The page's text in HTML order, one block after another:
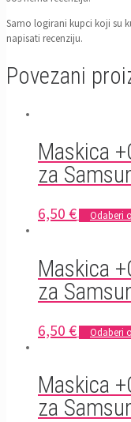
Samo logirani kupci koji su
napisati recenziju.
Povezani
Maskica
za
6,50 € Odaberi
Maskica
za
6,50 € Odaberi
Maskica
za